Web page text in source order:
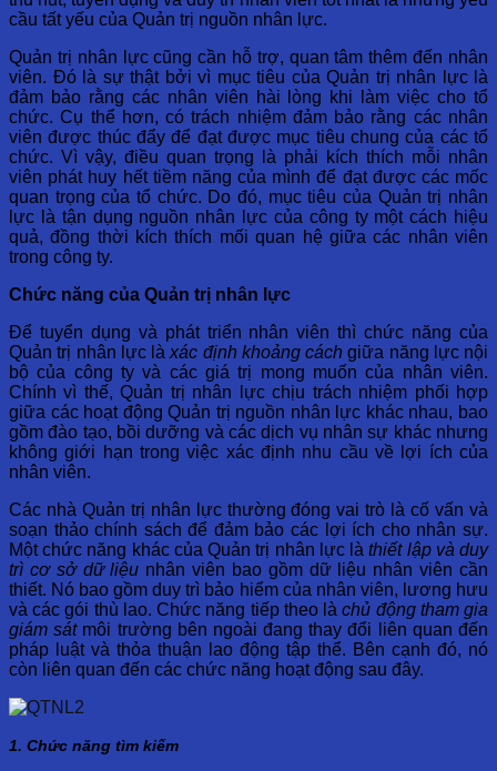
cầu tất yếu của Quản trị nguồn nhân lực.
Quản trị nhân lực cũng cần hỗ trợ, quan tâm thêm đến nhân
viên. Đó là sự thật bởi vì mục tiêu của Quản trị nhân lực là
đảm bảo rằng các nhân viên hài lòng khi làm việc cho tổ
chức. Cụ thể hơn, có trách nhiệm đảm bảo rằng các nhân
viên được thúc đẩy để đạt được mục tiêu chung của các tổ
chức. Vì vậy, điều quan trọng là phải kích thích mỗi nhân
viên phát huy hết tiềm năng của mình để đạt được các mốc
quan trọng của tổ chức. Do đó, mục tiêu của Quản trị nhân
lực là tận dụng nguồn nhân lực của công ty một cách hiệu
quả, đồng thời kích thích mối quan hệ giữa các nhân viên
trong công ty.
Chức năng của Quản trị nhân lực
Để tuyển dụng và phát triển nhân viên thì chức năng của
Quản trị nhân lực làxác định khoảng cách giữa năng lực nội
bộ của công ty và các giá trị mong muốn của nhân viên.
Chính vì thế, Quản trị nhân lực chịu trách nhiệm phối hợp
giữa các hoạt động Quản trị nguồn nhân lực khác nhau, bao
gồm đào tạo, bồi dưỡng và các dịch vụ nhân sự khác nhưng
không giới hạn trong việc xác định nhu cầu về lợi ích của
nhân viên.
Các nhà Quản trị nhân lực thường đóng vai trò là cố vấn và
soạn thảo chính sách để đảm bảo các lợi ích cho nhân sự.
Một chức năng khác của Quản trị nhân lực làthiết lập và duy
trì cơ sở dữ liệu nhân viên bao gồm dữ liệu nhân viên cần
thiết. Nó bao gồm duy trì bảo hiểm của nhân viên, lương hưu
và các gói thù lao. Chức năng tiếp theo làchủ động tham gia
giám sátmôi trường bên ngoài đang thay đổi liên quan đến
pháp luật và thỏa thuận lao động tập thể. Bên cạnh đó, nó
còn liên quan đến các chức năng hoạt động sau đây.
1. Chức năng tìm kiếm